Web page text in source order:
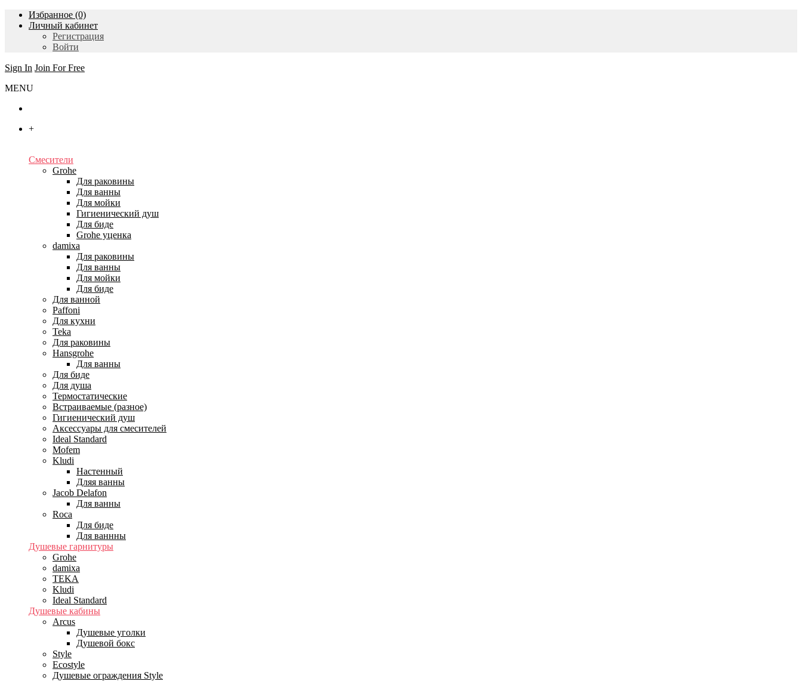
Избранное (0)
Личный кабинет
Регистрация
Войти
Sign In Join For Free
MENU
+
Смесители
Grohe
Для раковины
Для ванны
Для мойки
Гигиенический душ
Для биде
Grohe уценка
damixa
Для раковины
Для ванны
Для мойки
Для биде
Для ванной
Paffoni
Для кухни
Teka
Для раковины
Hansgrohe
Для ванны
Для биде
Для душа
Термостатические
Встраиваемые (разное)
Гигиенический душ
Аксессуары для смесителей
Ideal Standard
Mofem
Kludi
Настенный
Дляя ванны
Jacob Delafon
Для ванны
Roca
Для биде
Для ваннны
Душевые гарнитуры
Grohe
damixa
TEKA
Kludi
Ideal Standard
Душевые кабины
Arcus
Душевые уголки
Душевой бокс
Style
Ecostyle
Душевые ограждения Style